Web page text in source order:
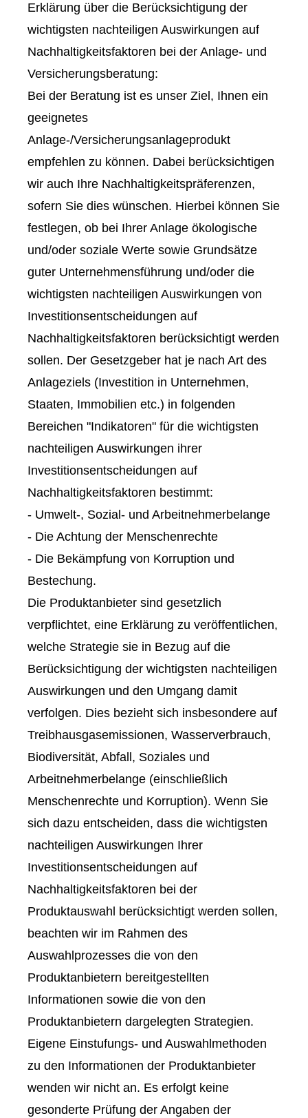
Erklärung über die Berücksichtigung der
wichtigsten nachteiligen Auswirkungen auf
Nachhaltigkeitsfaktoren bei der Anlage- und
Versicherungsberatung:
Bei der Beratung ist es unser Ziel, Ihnen ein
geeignetes
Anlage-/Versicherungsanlageprodukt
empfehlen zu können. Dabei berücksichtigen
wir auch Ihre Nachhaltigkeitspräferenzen,
sofern Sie dies wünschen. Hierbei können Sie
festlegen, ob bei Ihrer Anlage ökologische
und/oder soziale Werte sowie Grundsätze
guter Unternehmensführung und/oder die
wichtigsten nachteiligen Auswirkungen von
Investitionsentscheidungen auf
Nachhaltigkeitsfaktoren berücksichtigt werden
sollen. Der Gesetzgeber hat je nach Art des
Anlageziels (Investition in Unternehmen,
Staaten, Immobilien etc.) in folgenden
Bereichen "Indikatoren" für die wichtigsten
nachteiligen Auswirkungen ihrer
Investitionsentscheidungen auf
Nachhaltigkeitsfaktoren bestimmt:
- Umwelt-, Sozial- und Arbeitnehmerbelange
- Die Achtung der Menschenrechte
- Die Bekämpfung von Korruption und
Bestechung.
Die Produktanbieter sind gesetzlich
verpflichtet, eine Erklärung zu veröffentlichen,
welche Strategie sie in Bezug auf die
Berücksichtigung der wichtigsten nachteiligen
Auswirkungen und den Umgang damit
verfolgen. Dies bezieht sich insbesondere auf
Treibhausgasemissionen, Wasserverbrauch,
Biodiversität, Abfall, Soziales und
Arbeitnehmerbelange (einschließlich
Menschenrechte und Korruption). Wenn Sie
sich dazu entscheiden, dass die wichtigsten
nachteiligen Auswirkungen Ihrer
Investitionsentscheidungen auf
Nachhaltigkeitsfaktoren bei der
Produktauswahl berücksichtigt werden sollen,
beachten wir im Rahmen des
Auswahlprozesses die von den
Produktanbietern bereitgestellten
Informationen sowie die von den
Produktanbietern dargelegten Strategien.
Eigene Einstufungs- und Auswahlmethoden
zu den Informationen der Produktanbieter
wenden wir nicht an. Es erfolgt keine
gesonderte Prüfung der Angaben der